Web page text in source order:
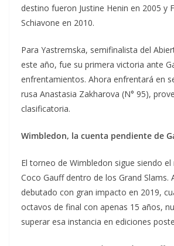
destino fueron Justine Henin en 2005 y
Schiavone en 2010.
Para Yastremska, semifinalista del
este año, fue su primera victoria ante
enfrentamientos. Ahora enfrentará en
rusa Anastasia Zakharova (N° 95),
clasificatoria.
Wimbledon, la cuenta pendiente de
El torneo de Wimbledon sigue siendo
Coco Gauff dentro de los Grand Slams.
debutado con gran impacto en 2019,
octavos de final con apenas 15 años,
superar esa instancia en ediciones